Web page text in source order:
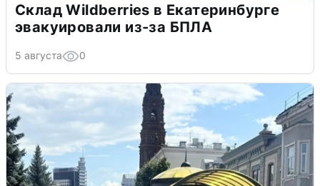
Склад Wildberries в Екатеринбурге
эвакуировали из-за БПЛА
5 августа 0